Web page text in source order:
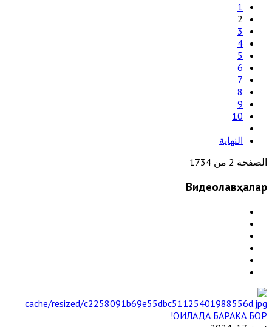
1
2
3
4
5
6
7
8
9
10
النهاية
الصفحة 2 من 1734
Видеолавҳалар
ОИЛАДА БАРАКА БОР!